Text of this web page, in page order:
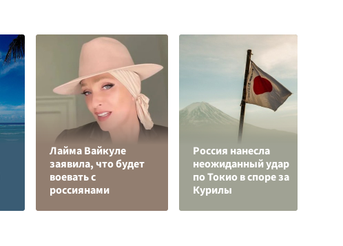
Лайма Вайкуле
заявила, что будет
воевать с
россиянами
Россия нанесла
неожиданный удар
по Токио в споре за
Курилы